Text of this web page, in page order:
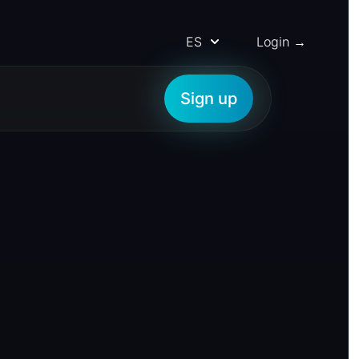
ES Login →
Sign up